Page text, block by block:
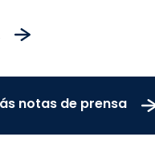
Flandes y
notas de prensa